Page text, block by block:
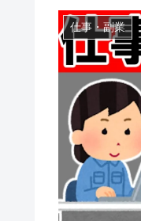
仕事・副業